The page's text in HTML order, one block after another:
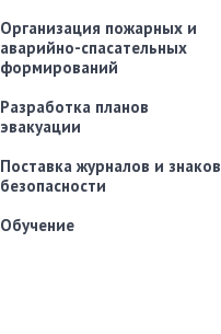
Организация пожарных и
аварийно-спасательных
формирований
Разработка планов
эвакуации
Поставка журналов и знаков
безопасности
Обучение